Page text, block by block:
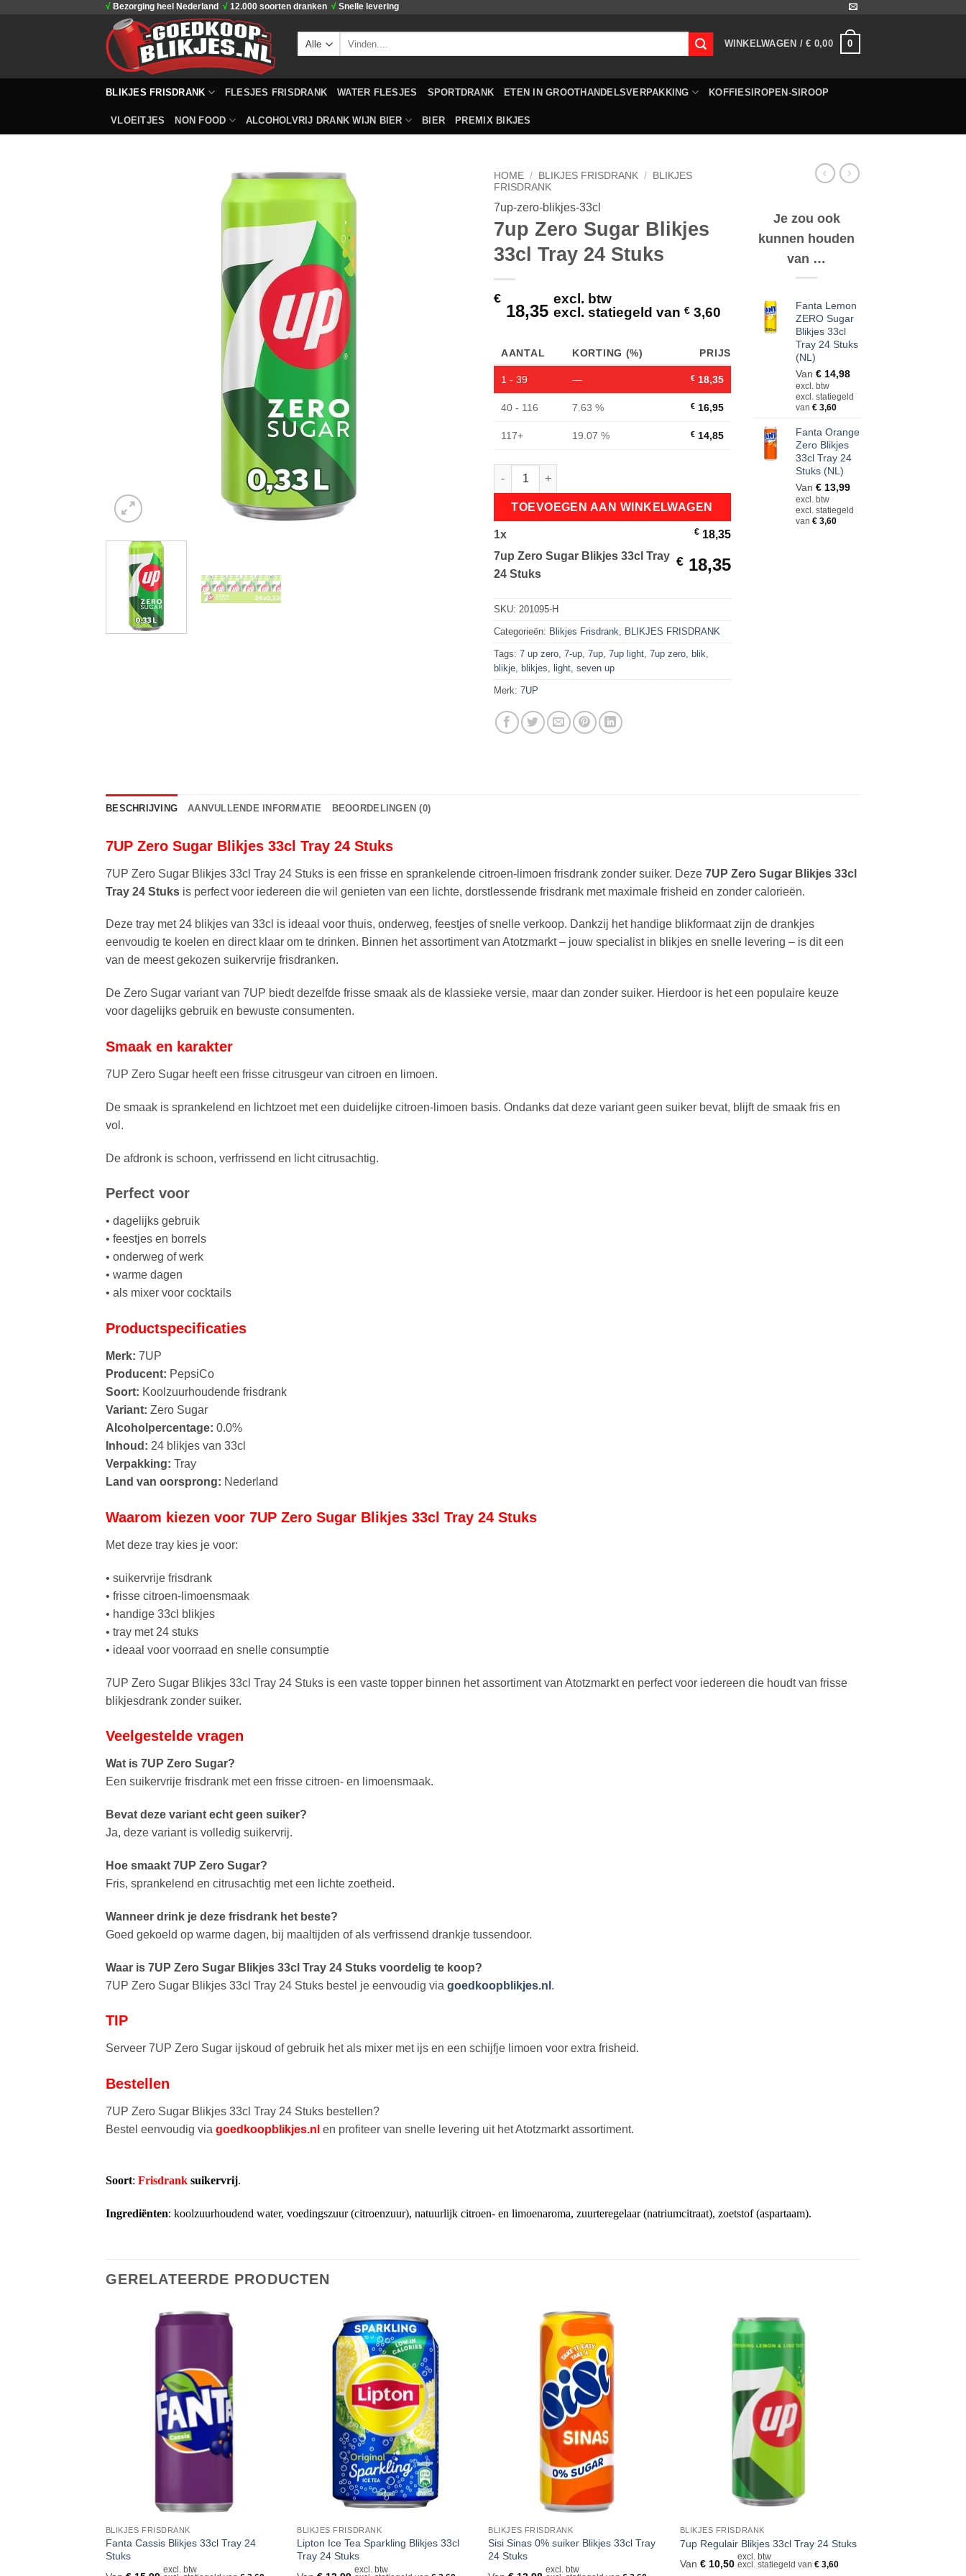
√ Bezorging heel Nederland √ 12.000 soorten dranken √ Snelle levering
WINKELWAGEN /€ 0,00 0
BLIKJES FRISDRANK FLESJES FRISDRANK WATER FLESJES SPORTDRANK ETEN IN GROOTHANDELSVERPAKKING KOFFIESIROPEN-SIROOP
VLOEITJES NON FOOD ALCOHOLVRIJ DRANK WIJN BIER BIER PREMIX BIKJES
HOME / BLIKJES FRISDRANK /
BLIKJES
FRISDRANK
7up-zero-blikjes-33cl
7up Zero Sugar Blikjes
33cl Tray 24 Stuks
€
18,35
excl. btw
excl. statiegeld van € 3,60
AANTAL KORTING (%) PRIJS
1 - 39 — € 18,35
40 - 116 7.63 % € 16,95
117+ 19.07 % € 14,85
7up Zero Sugar Blikjes 33cl Tray 24 Stuks aantal
TOEVOEGEN AAN WINKELWAGEN
1x € 18,35
7up Zero Sugar Blikjes 33cl Tray
24 Stuks
€ 18,35
SKU: 201095-H
Categorieën: Blikjes Frisdrank BLIKJES FRISDRANK
Tags: 7 up zero 7-up 7up 7up light 7up zero blik
blikje blikjes light seven up
Merk: 7UP
Je zou ook
kunnen houden
van …
Fanta Lemon
ZERO Sugar
Blikjes 33cl
Tray 24 Stuks
(NL)
Van € 14,98
excl. btw
excl. statiegeld
van € 3,60
Fanta Orange
Zero Blikjes
33cl Tray 24
Stuks (NL)
Van € 13,99
excl. btw
excl. statiegeld
van € 3,60
BESCHRIJVING AANVULLENDE INFORMATIE BEOORDELINGEN (0)
7UP Zero Sugar Blikjes 33cl Tray 24 Stuks
7UP Zero Sugar Blikjes 33cl Tray 24 Stuks is een frisse en sprankelende citroen-limoen frisdrank zonder suiker. Deze 7UP Zero Sugar Blikjes 33cl
Tray 24 Stuks is perfect voor iedereen die wil genieten van een lichte, dorstlessende frisdrank met maximale frisheid en zonder calorieën.
Deze tray met 24 blikjes van 33cl is ideaal voor thuis, onderweg, feestjes of snelle verkoop. Dankzij het handige blikformaat zijn de drankjes
eenvoudig te koelen en direct klaar om te drinken. Binnen het assortiment van Atotzmarkt – jouw specialist in blikjes en snelle levering – is dit een
van de meest gekozen suikervrije frisdranken.
De Zero Sugar variant van 7UP biedt dezelfde frisse smaak als de klassieke versie, maar dan zonder suiker. Hierdoor is het een populaire keuze
voor dagelijks gebruik en bewuste consumenten.
Smaak en karakter
7UP Zero Sugar heeft een frisse citrusgeur van citroen en limoen.
De smaak is sprankelend en lichtzoet met een duidelijke citroen-limoen basis. Ondanks dat deze variant geen suiker bevat, blijft de smaak fris en
vol.
De afdronk is schoon, verfrissend en licht citrusachtig.
Perfect voor
• dagelijks gebruik
• feestjes en borrels
• onderweg of werk
• warme dagen
• als mixer voor cocktails
Productspecificaties
Merk: 7UP
Producent: PepsiCo
Soort: Koolzuurhoudende frisdrank
Variant: Zero Sugar
Alcoholpercentage: 0.0%
Inhoud: 24 blikjes van 33cl
Verpakking: Tray
Land van oorsprong: Nederland
Waarom kiezen voor 7UP Zero Sugar Blikjes 33cl Tray 24 Stuks
Met deze tray kies je voor:
• suikervrije frisdrank
• frisse citroen-limoensmaak
• handige 33cl blikjes
• tray met 24 stuks
• ideaal voor voorraad en snelle consumptie
7UP Zero Sugar Blikjes 33cl Tray 24 Stuks is een vaste topper binnen het assortiment van Atotzmarkt en perfect voor iedereen die houdt van frisse
blikjesdrank zonder suiker.
Veelgestelde vragen
Wat is 7UP Zero Sugar?
Een suikervrije frisdrank met een frisse citroen- en limoensmaak.
Bevat deze variant echt geen suiker?
Ja, deze variant is volledig suikervrij.
Hoe smaakt 7UP Zero Sugar?
Fris, sprankelend en citrusachtig met een lichte zoetheid.
Wanneer drink je deze frisdrank het beste?
Goed gekoeld op warme dagen, bij maaltijden of als verfrissend drankje tussendoor.
Waar is 7UP Zero Sugar Blikjes 33cl Tray 24 Stuks voordelig te koop?
7UP Zero Sugar Blikjes 33cl Tray 24 Stuks bestel je eenvoudig via goedkoopblikjes.nl .
TIP
Serveer 7UP Zero Sugar ijskoud of gebruik het als mixer met ijs en een schijfje limoen voor extra frisheid.
Bestellen
7UP Zero Sugar Blikjes 33cl Tray 24 Stuks bestellen?
Bestel eenvoudig via goedkoopblikjes.nl en profiteer van snelle levering uit het Atotzmarkt assortiment.
Soort: Frisdrank suikervrij.
Ingrediënten: koolzuurhoudend water, voedingszuur (citroenzuur), natuurlijk citroen- en limoenaroma, zuurteregelaar (natriumcitraat), zoetstof (aspartaam).
GERELATEERDE PRODUCTEN
BLIKJES FRISDRANK
Fanta Cassis Blikjes 33cl Tray 24
Stuks
excl. btw
Toevoegen
aan
verlanglijst
BLIKJES FRISDRANK
Lipton Ice Tea Sparkling Blikjes 33cl
Tray 24 Stuks
excl. btw
Toevoegen
verlanglijst
BLIKJES FRISDRANK
Sisi Sinas 0% suiker Blikjes 33cl Tray
24 Stuks
excl. btw
Toevoegen
BLIKJES FRISDRANK
7up Regulair Blikjes 33cl Tray 24 Stuks
Van €10,50
excl. btw
excl. statiegeld van €3,60